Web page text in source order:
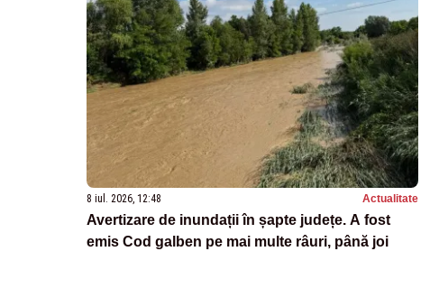
8 iul. 2026, 12:48 Actualitate
Avertizare de inundații în șapte județe. A fost
emis Cod galben pe mai multe râuri, până joi